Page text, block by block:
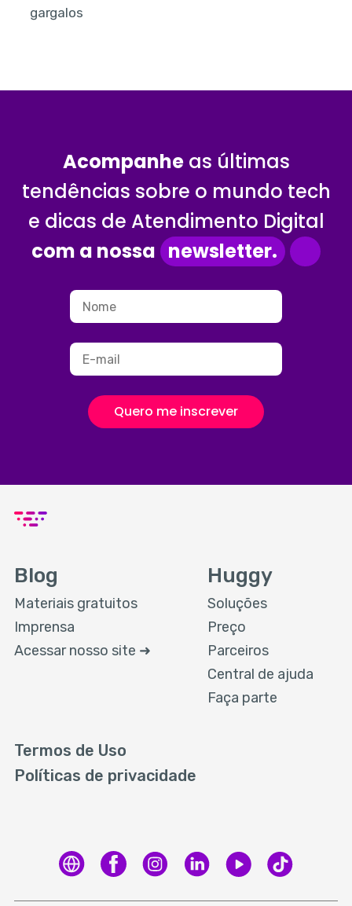
gargalos
Acompanheas últimas
tendências sobre o mundo tech
e dicas de Atendimento Digital
com a nossa newsletter.
Quero me inscrever
Blog
Materiais gratuitos
Imprensa
Acessar nosso site ➜
Huggy
Soluções
Preço
Parceiros
Central de ajuda
Faça parte
Termos de Uso
Políticas de privacidade